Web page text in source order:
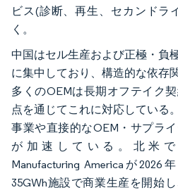
ビス(診断、再生、セカンドラ
く。
中国はセル生産および正極・負
に集中しており、構造的な依存
多くのOEMは長期オフテイク
点を通じてこれに対応している
事業や直接的なOEM・サプラ
が加速している。北米で
Manufacturing Americaが
35GWh施設で商業生産を開始